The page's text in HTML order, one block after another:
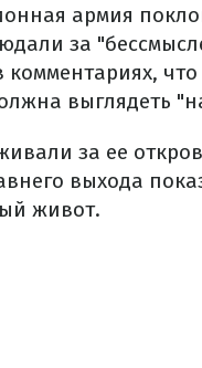
армия
за
комментариях,
выглядеть
за ее
выхода
живот.